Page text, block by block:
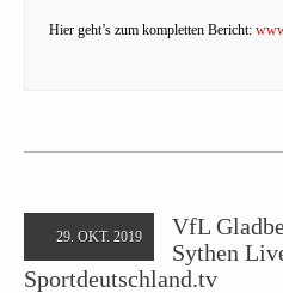
Hier geht’s zum kompletten Bericht:
29. OKT. 2019
VfL
Sythen
Sportdeutschland.tv